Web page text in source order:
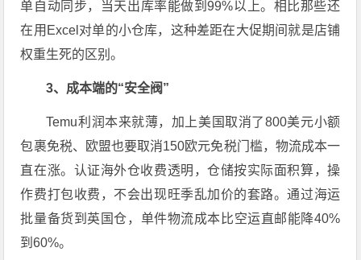
单自动同步，当天出库率能做到99%以上。相比那些还
在用Excel对单的小仓库，这种差距在大促期间就是店铺
权重生死的区别。
3、成本端的“安全阀”
Temu利润本来就薄，加上美国取消了800美元小额
包裹免税、欧盟也要取消150欧元免税门槛，物流成本一
直在涨。认证海外仓收费透明，仓储按实际面积算，操
作费打包收费，不会出现旺季乱加价的套路。通过海运
批量备货到英国仓，单件物流成本比空运直邮能降40%
到60%。